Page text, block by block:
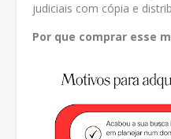
judiciais com cópia e
Por que comprar esse